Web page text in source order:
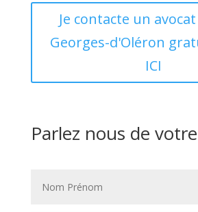
Je contacte un
Georges-d'Oléron
ICI
Parlez nous de